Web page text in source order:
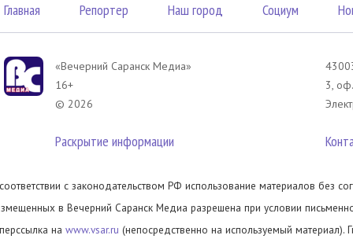
Главная Репортер Наш город Социум
«Вечерний Саранск Mедиа»
16+
© 2026
Раскрытие информации
3,
с законодательством РФ использование материалов без
в Вечерний Саранск Медиа разрешена при условии
на www.vsar.ru (непосредственно на используемый материал).